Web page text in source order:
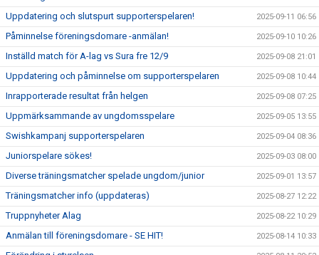
Uppdatering och slutspurt supporterspelaren! 2025-09-11 06:56
Påminnelse föreningsdomare -anmälan! 2025-09-10 10:26
Inställd match för A-lag vs Sura fre 12/9 2025-09-08 21:01
Uppdatering och påminnelse om supporterspelaren 2025-09-08 10:44
Inrapporterade resultat från helgen 2025-09-08 07:25
Uppmärksammande av ungdomsspelare 2025-09-05 13:55
Swishkampanj supporterspelaren 2025-09-04 08:36
Juniorspelare sökes! 2025-09-03 08:00
Diverse träningsmatcher spelade ungdom/junior 2025-09-01 13:57
Träningsmatcher info (uppdateras) 2025-08-27 12:22
Truppnyheter Alag 2025-08-22 10:29
Anmälan till föreningsdomare - SE HIT! 2025-08-14 10:33